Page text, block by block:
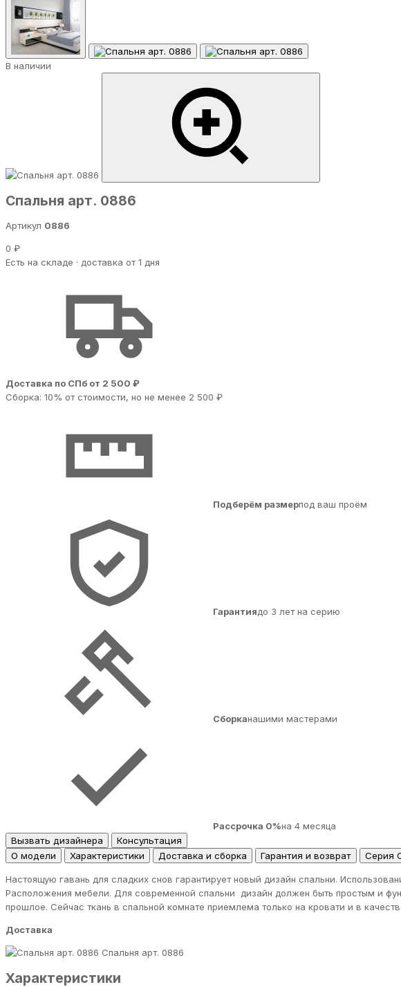
В наличии
Спальня арт. 0886
Артикул 0886
0 ₽
Есть на складе · доставка от 1 дня
Доставка по СПб от 2 500 ₽
Сборка: 10% от стоимости, но не менее 2 500 ₽
Подберём размерпод ваш проём
Гарантиядо 3 лет на серию
Сборканашими мастерами
Рассрочка 0%на 4 месяца
Вызвать дизайнера
Консультация
О модели
Характеристики Доставка и сборка Гарантия и возврат Серия
Настоящую гавань для сладких снов гарантирует новый дизайн спальни.
Расположения мебели. Для современной спальни дизайн должен быть простым и
прошлое. Сейчас ткань в спальной комнате приемлема только на кровати и в
Доставка
Спальня арт. 0886
Характеристики